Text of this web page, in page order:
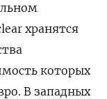
хранятся
которых
В западных